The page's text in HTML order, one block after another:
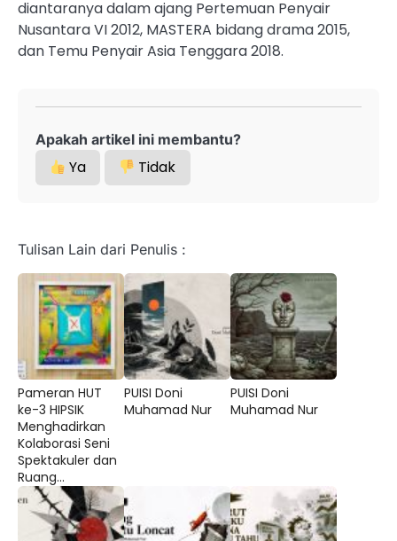
diantaranya dalam ajang Pertemuan Penyair
Nusantara VI 2012, MASTERA bidang drama 2015,
dan Temu Penyair Asia Tenggara 2018.
Apakah artikel ini membantu?
Ya Tidak
Tulisan Lain dari Penulis :
Pameran HUT
ke-3 HIPSIK
Menghadirkan
Kolaborasi Seni
Spektakuler dan
Ruang...
PUISI Doni
Muhamad Nur
PUISI Doni
Muhamad Nur